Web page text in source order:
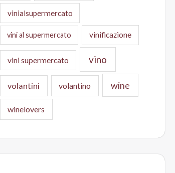
vinialsupermercato
vini al supermercato vinificazione
vini supermercato vino
volantini volantino wine
winelovers